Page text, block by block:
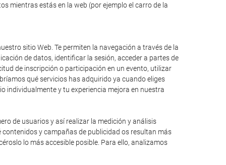
mientras estás en la web (por ejemplo el carro de la
sitio Web. Te permiten la navegación a través de la
de datos, identificar la sesión, acceder a partes de
de inscripción o participación en un evento, utilizar
qué servicios has adquirido ya cuando eliges
individualmente y tu experiencia mejora en nuestra
de usuarios y así realizar la medición y análisis
y campañas de publicidad os resultan más
lo más accesible posible. Para ello, analizamos